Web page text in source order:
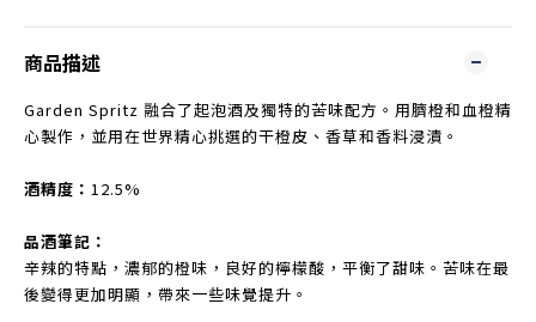
商品描述
Garden Spritz 融合了起泡酒及獨特的苦味配方。用臍橙和血橙精
心製作，並用在世界精心挑選的干橙皮、香草和香料浸漬。
酒精度： 12.5%
品酒筆記：
辛辣的特點，濃郁的橙味，良好的檸檬酸，平衡了甜味。苦味在最
後變得更加明顯，帶來一些味覺提升。